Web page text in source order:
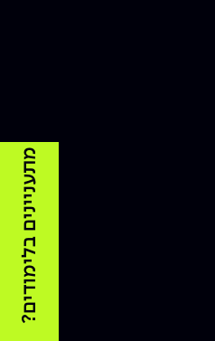
מתעניינים בלימודים?